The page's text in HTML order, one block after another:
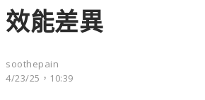
效能差異
soothepain
4/23/25，10:39